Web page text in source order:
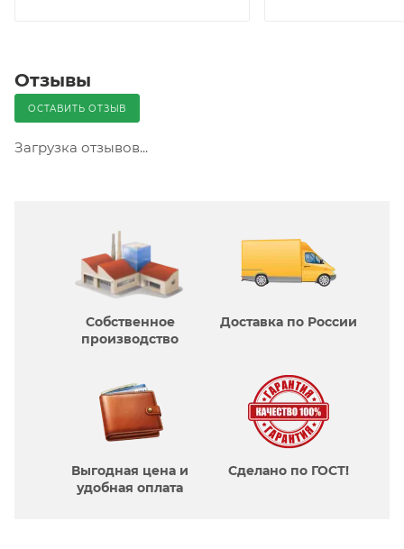
Отзывы
ОСТАВИТЬ ОТЗЫВ
Загрузка отзывов...
Собственное
производcтво
Доставка по России
Выгодная цена и
удобная оплата
Сделано по ГОСТ!